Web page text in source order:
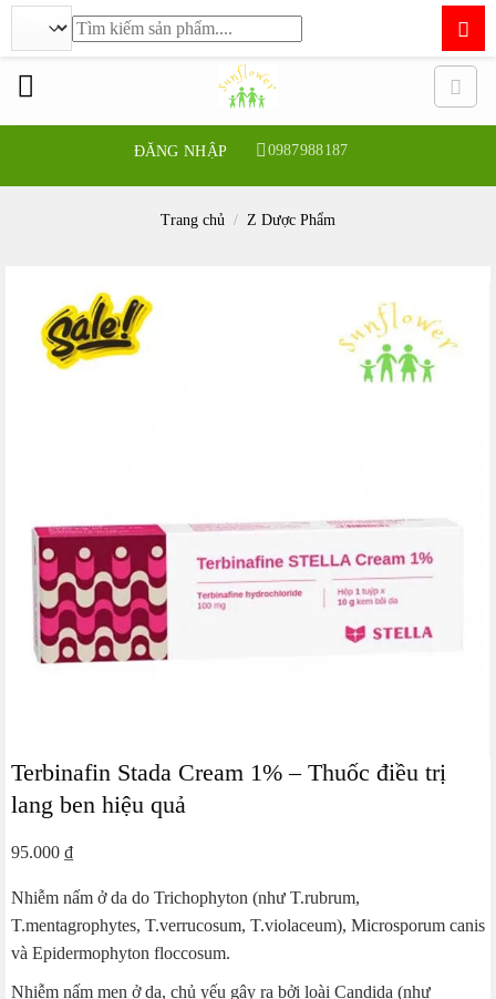
ĐĂNG NHẬP 0987988187
Tìm
kiếm:
Trang chủ / Z Dược Phẩm
Terbinafin Stada Cream 1% – Thuốc điều trị
lang ben hiệu quả
95.000 ₫
Nhiễm nấm ở da do Trichophyton (như T.rubrum,
T.mentagrophytes, T.verrucosum, T.violaceum), Microsporum canis
và Epidermophyton floccosum.
Nhiễm nấm men ở da, chủ yếu gây ra bởi loài Candida (như